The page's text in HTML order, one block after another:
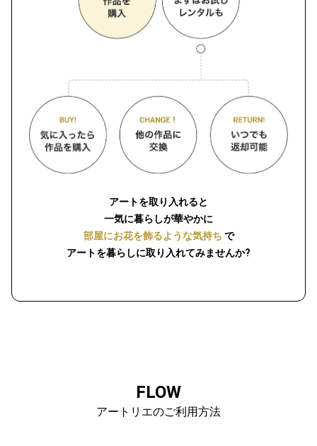
アートを取り入れると
一気に暮らしが華やかに
部屋にお花を飾るような気持ち で
アートを暮らしに取り入れてみませんか?
FLOW
アートリエのご利用方法